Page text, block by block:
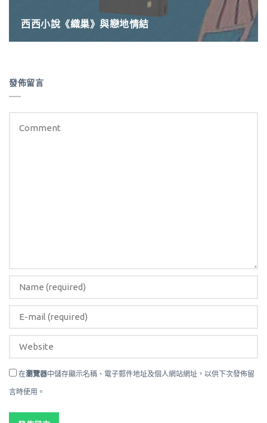
西西小說《織巢》與戀地情結
發佈留言
在瀏覽器中儲存顯示名稱、電子郵件地址及個人網站網址，以供下次發佈留
言時使用。